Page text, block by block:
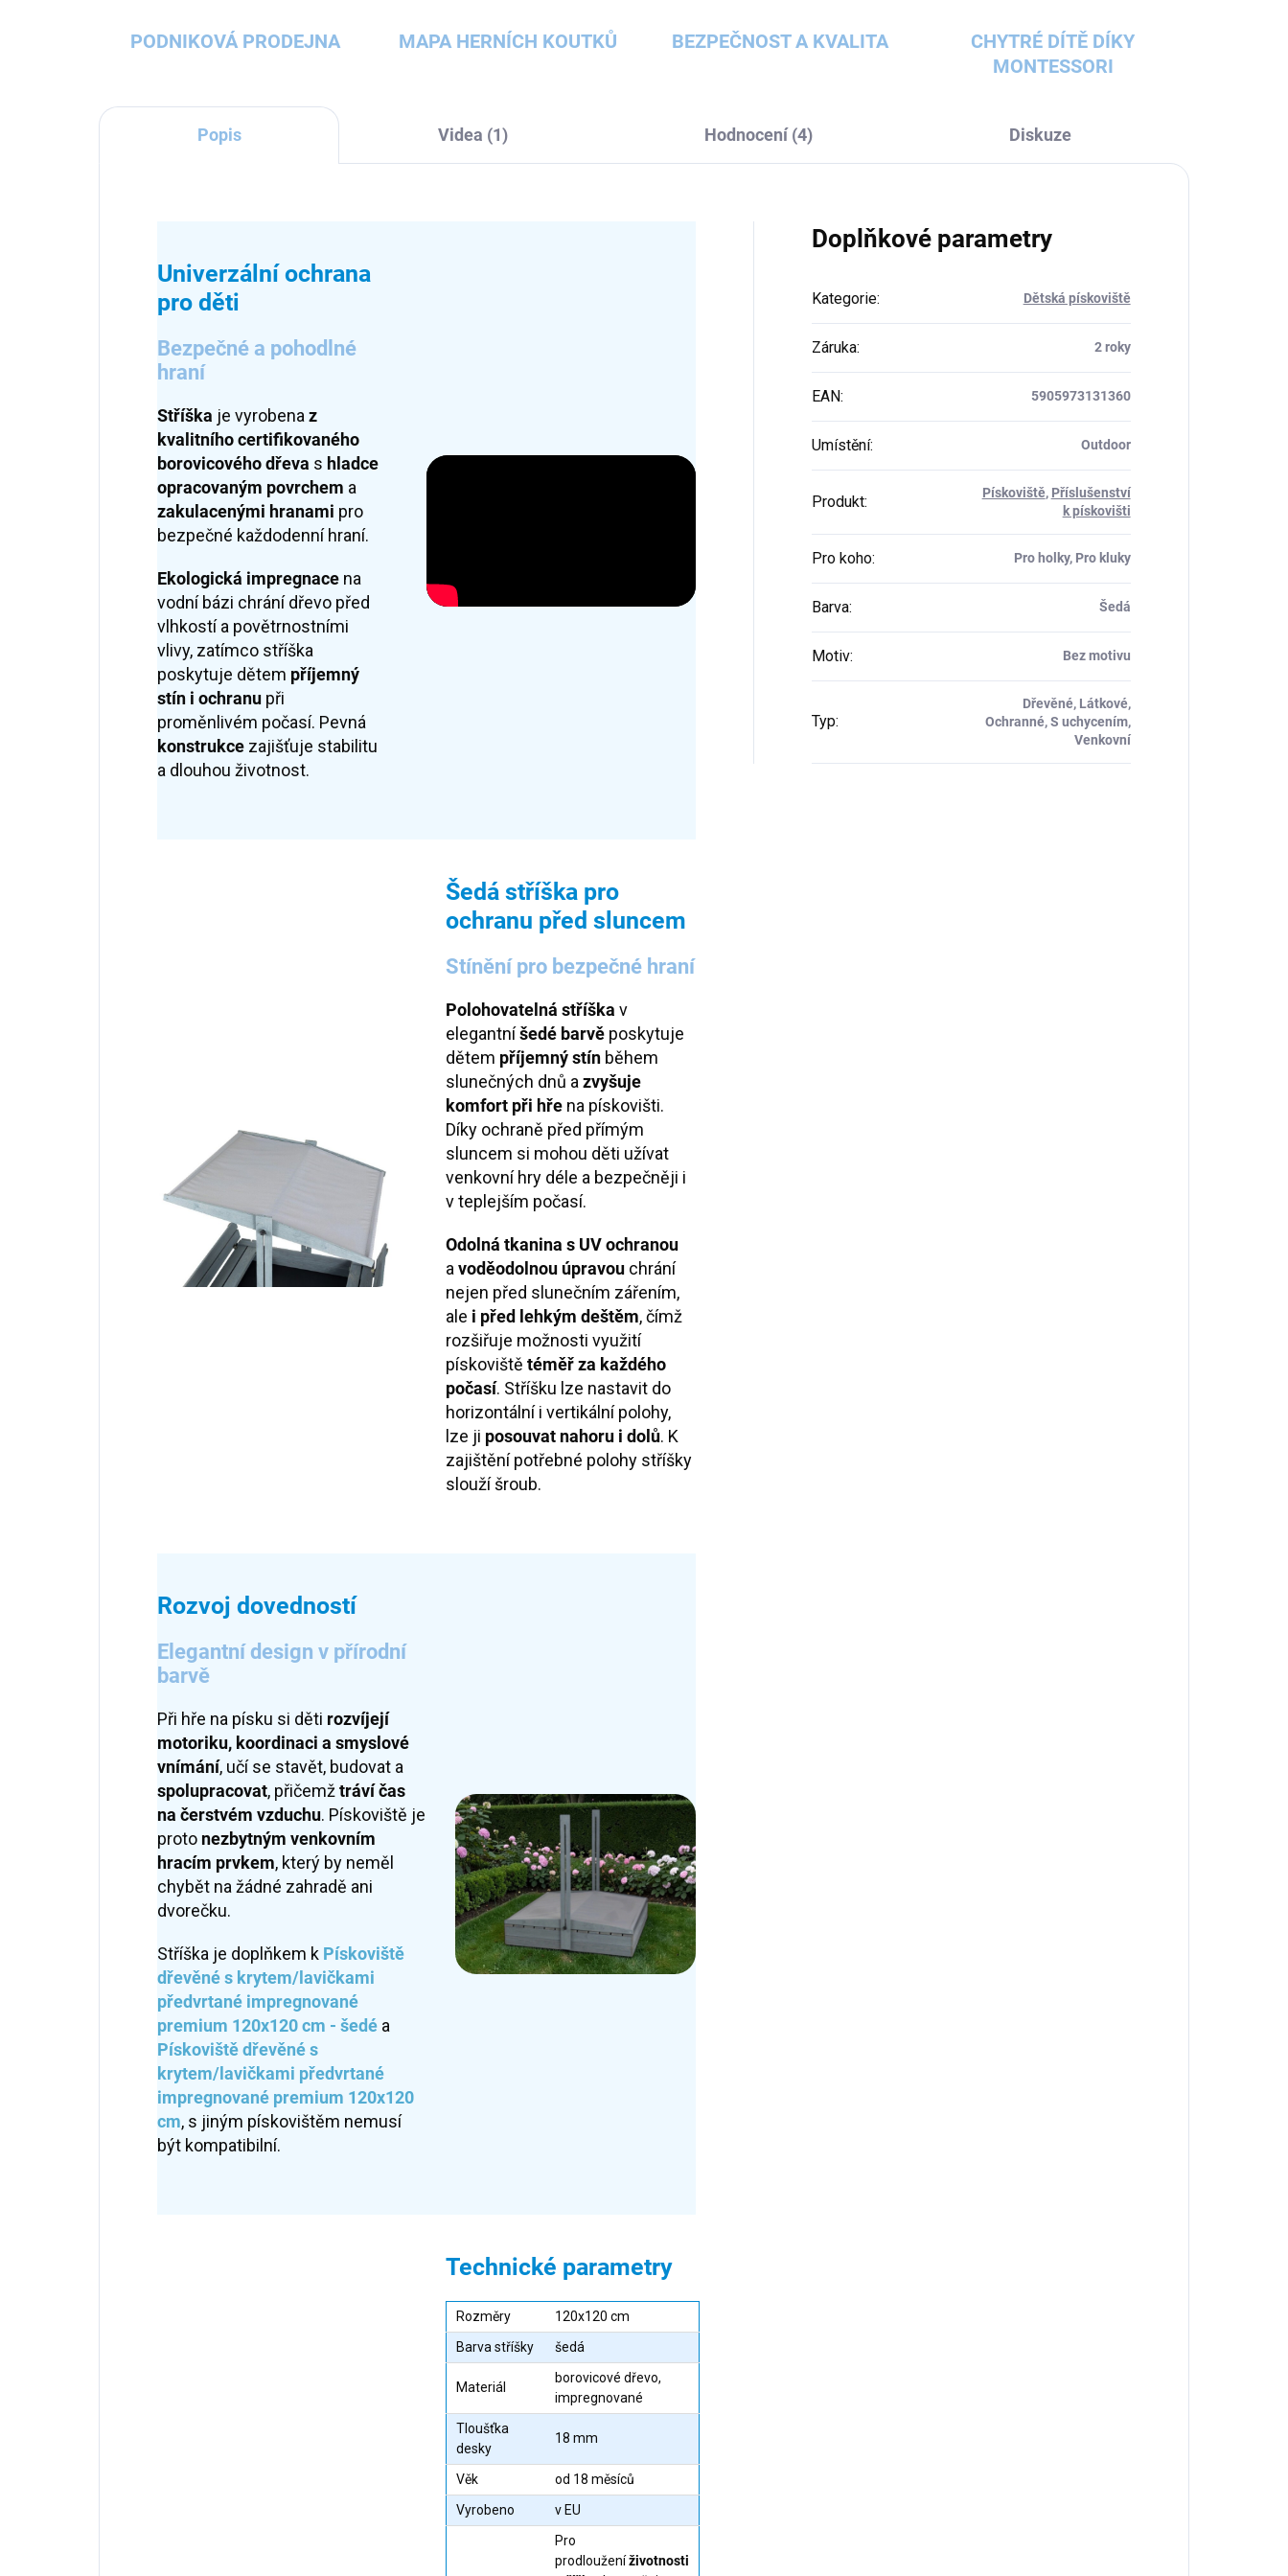
PODNIKOVÁ PRODEJNA MAPA HERNÍCH KOUTKŮ BEZPEČNOST A KVALITA
CHYTRÉ DÍTĚ DÍKY
MONTESSORI
Popis Videa (1) Hodnocení (4) Diskuze
Univerzální ochrana
pro děti
Bezpečné a pohodlné
hraní
Stříška je vyrobenaz
kvalitního certifikovaného
borovicového dřeva s hladce
opracovaným povrchem a
zakulacenými hranami pro
bezpečné každodenní hraní.
Ekologická impregnace na
vodní bázi chrání dřevo před
vlhkostí a povětrnostními
vlivy, zatímco stříška
poskytuje dětem příjemný
stín i ochranu při
proměnlivém počasí. Pevná
konstrukce zajišťuje stabilitu
a dlouhou životnost.
Šedá stříška pro
ochranu před sluncem
Stínění pro bezpečné hraní
Polohovatelná stříška v
elegantníšedé barvěposkytuje
dětem příjemný stín během
slunečných dnů azvyšuje
komfort při hřena pískovišti.
Díky ochraně před přímým
sluncem si mohou děti užívat
venkovní hry déle a bezpečněji i
v teplejším počasí.
Odolná tkanina s UV ochranou
avoděodolnou úpravouchrání
nejen před slunečním zářením,
ale i před lehkým deštěm, čímž
rozšiřuje možnosti využití
pískoviště téměř za každého
počasí. Stříšku lze nastavit do
horizontální i vertikální polohy,
lze ji posouvat nahoru i dolů. K
zajištění potřebné polohy stříšky
slouží šroub.
Rozvoj dovedností
Elegantní design v přírodní
barvě
Při hře na písku si děti rozvíjejí
motoriku, koordinaci a smyslové
vnímání, učí se stavět, budovat a
spolupracovat, přičemžtráví čas
na čerstvém vzduchu. Pískoviště je
proto nezbytným venkovním
hracím prvkem, který by neměl
chybět na žádné zahradě ani
dvorečku.
Stříška je doplňkem k Pískoviště
dřevěné s krytem/lavičkami
předvrtané impregnované
premium 120x120 cm - šedé a
Pískoviště dřevěné s
krytem/lavičkami předvrtané
impregnované premium 120x120
cm, s jiným pískovištěm nemusí
být kompatibilní.
Technické parametry
Rozměry
120x120 cm
Barva stříšky
šedá
Materiál
borovicové dřevo,
impregnované
Tloušťka
desky
18 mm
Věk
od 18 měsíců
Vyrobeno
v EU
Pro
prodlouženíživotnosti
Doplňkové parametry
Kategorie: Dětská pískoviště
Záruka: 2 roky
EAN: 5905973131360
Umístění: Outdoor
Produkt: Pískoviště, Příslušenství
k pískovišti
Pro koho: Pro holky, Pro kluky
Barva: Šedá
Motiv: Bez motivu
Typ:
Dřevěné, Látkové,
Ochranné, S uchycením,
Venkovní